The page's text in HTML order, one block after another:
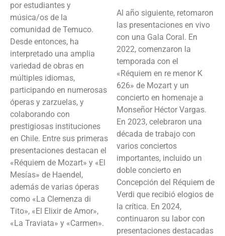
por estudiantes y
música/os de la
comunidad de Temuco.
Desde entonces, ha
interpretado una amplia
variedad de obras en
múltiples idiomas,
participando en numerosas
óperas y zarzuelas, y
colaborando con
prestigiosas instituciones
en Chile. Entre sus primeras
presentaciones destacan el
«Réquiem de Mozart» y «El
Mesías» de Haendel,
además de varias óperas
como «La Clemenza di
Tito», «El Elixir de Amor»,
«La Traviata» y «Carmen».
Al año siguiente, retomaron
las presentaciones en vivo
con una Gala Coral. En
2022, comenzaron la
temporada con el
«Réquiem en re menor K
626» de Mozart y un
concierto en homenaje a
Monseñor Héctor Vargas.
En 2023, celebraron una
década de trabajo con
varios conciertos
importantes, incluido un
doble concierto en
Concepción del Réquiem de
Verdi que recibió elogios de
la crítica. En 2024,
continuaron su labor con
presentaciones destacadas